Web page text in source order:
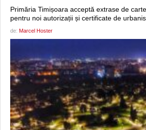
Primăria Timișoara acceptă extrase de
pentru noi autorizații și certificate de
de: Marcel Hoster